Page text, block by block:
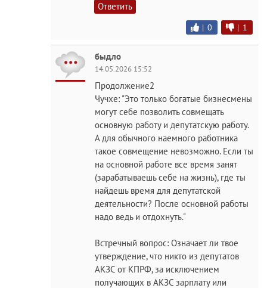
Ответить
| 0 | 1
быдло
14.05.2026 15:52
Продолжение2
Чучхе: "Это только богатые бизнесмены
могут себе позволить совмещать
основную работу и депутатскую работу.
А для обычного наемного работника
такое совмещение невозможно. Если ты
на основной работе все время занят
(зарабатываешь себе на жизнь), где ты
найдешь время для депутатской
деятельности? После основной работы
надо ведь и отдохнуть."
Встречный вопрос: Означает ли твое
утверждение, что никто из депутатов
АКЗС от КПРФ, за исключением
получающих в АКЗС зарплату или